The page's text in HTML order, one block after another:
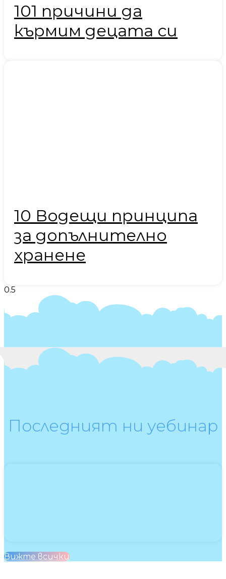
101 причини да
кърмим децата си
10 Водещи принципа
за допълнително
хранене
Последният ни уебинар
Вижте всички